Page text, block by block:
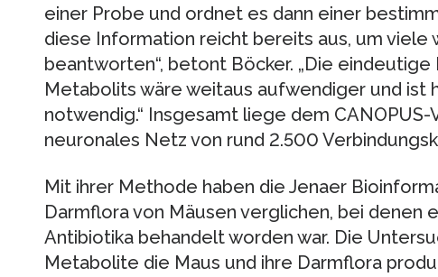
einer Probe und ordnet es dann einer
diese Information reicht bereits aus, um viele
beantworten“, betont Böcker. „Die
Metabolits wäre weitaus aufwendiger und ist
notwendig.“ Insgesamt liege dem
neuronales Netz von rund 2.500
Mit ihrer Methode haben die Jenaer
Darmflora von Mäusen verglichen, bei denen
Antibiotika behandelt worden war. Die
Metabolite die Maus und ihre Darmflora